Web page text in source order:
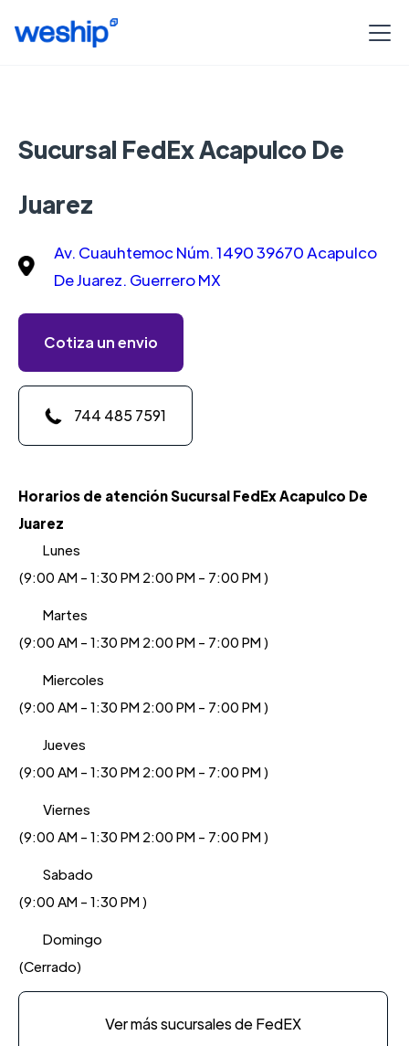
Sucursal FedEx Acapulco De
Juarez
Av. Cuauhtemoc Núm. 1490 39670 Acapulco
De Juarez. Guerrero MX
Cotiza un envio
744 485 7591
Horarios de atención Sucursal FedEx Acapulco De
Juarez
Lunes
(9:00 AM - 1:30 PM 2:00 PM - 7:00 PM )
Martes
(9:00 AM - 1:30 PM 2:00 PM - 7:00 PM )
Miercoles
(9:00 AM - 1:30 PM 2:00 PM - 7:00 PM )
Jueves
(9:00 AM - 1:30 PM 2:00 PM - 7:00 PM )
Viernes
(9:00 AM - 1:30 PM 2:00 PM - 7:00 PM )
Sabado
(9:00 AM - 1:30 PM )
Domingo
(Cerrado)
Ver más sucursales de FedEX